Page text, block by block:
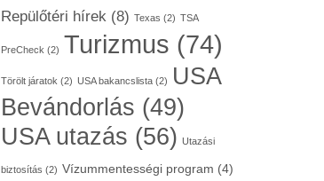
Repülőtéri hírek(8) Texas (2) TSA
PreCheck (2) Turizmus (74)
Törölt járatok (2) USA bakancslista(2)
USA
Bevándorlás (49)
USA utazás (56) Utazási
biztosítás (2) Vízummentességi program (4)